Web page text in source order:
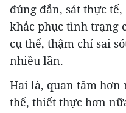
đúng đắn, sát thực
khắc phục tình trạng
cụ thể, thậm chí sai
nhiều lần.
Hai là, quan tâm hơn
thể, thiết thực hơn